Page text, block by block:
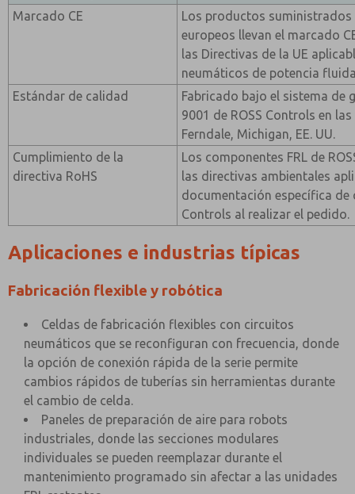
Marcado CE
Los productos suministrados
europeos llevan el marcado
las Directivas de la UE
neumáticos de potencia
Estándar de calidad
Fabricado bajo el sistema de
9001 de ROSS Controls en
Ferndale, Michigan, EE. UU.
Cumplimiento de la
directiva RoHS
Los componentes FRL de
las directivas ambientales
documentación específica de
Controls al realizar el pedido.
Aplicaciones e industrias típicas
Fabricación flexible y robótica
Celdas de fabricación flexibles con circuitos
neumáticos que se reconfiguran con frecuencia, donde
la opción de conexión rápida de la serie permite
cambios rápidos de tuberías sin herramientas durante
el cambio de celda.
Paneles de preparación de aire para robots
industriales, donde las secciones modulares
individuales se pueden reemplazar durante el
mantenimiento programado sin afectar a las unidades